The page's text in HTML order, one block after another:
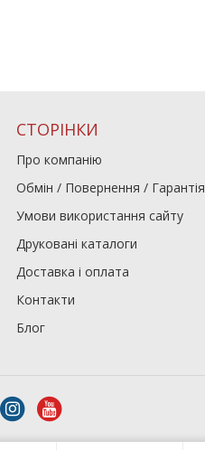
СТОРІНКИ
Про компанію
Обмін / Повернення / Гарантія
Умови використання сайту
Друковані каталоги
Доставка і оплата
Контакти
Блог